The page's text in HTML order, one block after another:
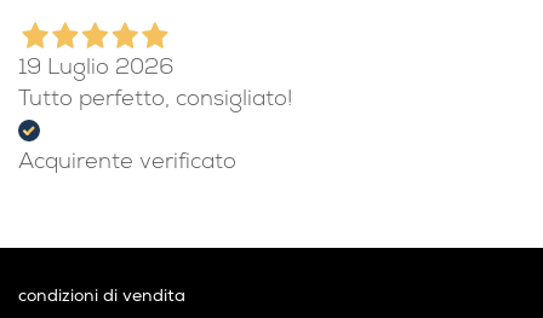
19 Luglio 2026
Tutto perfetto, consigliato!
Acquirente verificato
condizioni di vendita